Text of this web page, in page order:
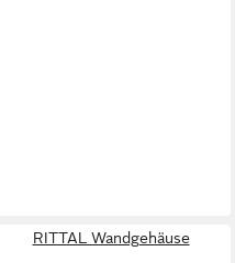
RITTAL Wandgehäuse